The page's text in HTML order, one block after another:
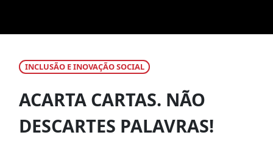
INCLUSÃO E INOVAÇÃO SOCIAL
ACARTA CARTAS. NÃO
DESCARTES PALAVRAS!